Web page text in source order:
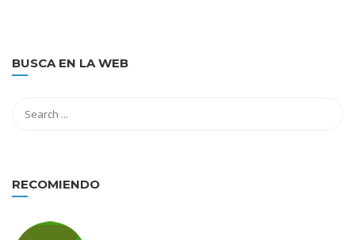
BUSCA EN LA WEB
RECOMIENDO